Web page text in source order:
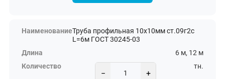
Труба профильная 10х10мм ст.09г2с
L=6м ГОСТ 30245-03
6 м, 12 м
− +
тн.